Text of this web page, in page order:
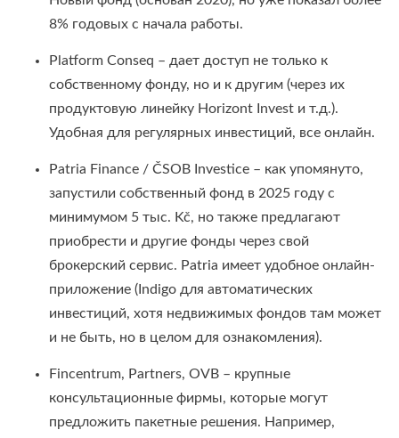
8% годовых с начала работы.
Platform Conseq – дает доступ не только к
собственному фонду, но и к другим (через их
продуктовую линейку Horizont Invest и т.д.).
Удобная для регулярных инвестиций, все онлайн.
Patria Finance / ČSOB Investice – как упомянуто,
запустили собственный фонд в 2025 году с
минимумом 5 тыс. Kč, но также предлагают
приобрести и другие фонды через свой
брокерский сервис. Patria имеет удобное онлайн-
приложение (Indigo для автоматических
инвестиций, хотя недвижимых фондов там может
и не быть, но в целом для ознакомления).
Fincentrum, Partners, OVB – крупные
консультационные фирмы, которые могут
предложить пакетные решения. Например,